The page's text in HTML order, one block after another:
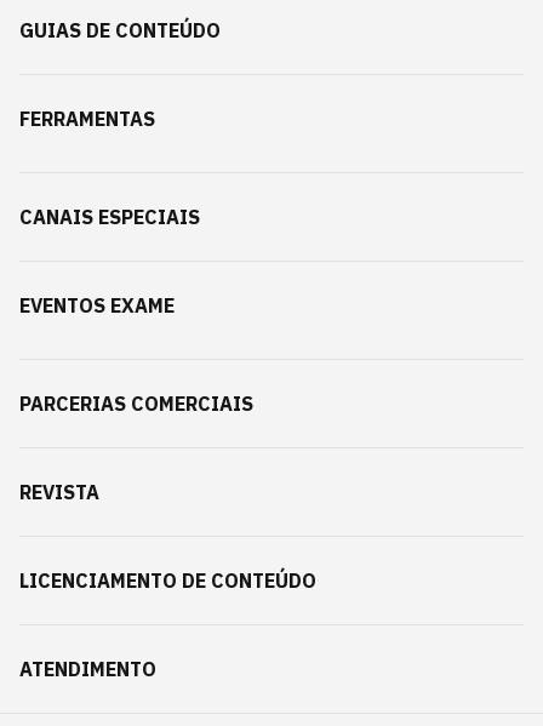
GUIAS DE CONTEÚDO
FERRAMENTAS
CANAIS ESPECIAIS
EVENTOS EXAME
PARCERIAS COMERCIAIS
REVISTA
LICENCIAMENTO DE CONTEÚDO
ATENDIMENTO